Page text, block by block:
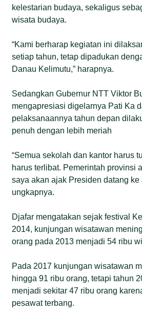
kelestarian budaya, sekaligus
wisata budaya.
“Kami berharap kegiatan ini
setiap tahun, tetap dipadukan
Danau Kelimutu,” harapnya.
Sedangkan Gubernur NTT Viktor
mengapresiasi digelarnya Pati Ka
pelaksanaannya tahun depan
penuh dengan lebih meriah
“Semua sekolah dan kantor harus
harus terlibat. Pemerintah provinsi
saya akan ajak Presiden datang ke
ungkapnya.
Djafar mengatakan sejak festival
2014, kunjungan wisatawan
orang pada 2013 menjadi 54 ribu
Pada 2017 kunjungan wisatawan
hingga 91 ribu orang, tetapi tahun
menjadi sekitar 47 ribu orang
pesawat terbang.